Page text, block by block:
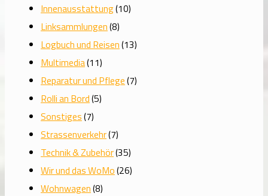
Innenausstattung(10)
Linksammlungen(8)
Logbuch und Reisen(13)
Multimedia(11)
Reparatur und Pflege(7)
Rolli an Bord(5)
Sonstiges(7)
Strassenverkehr(7)
Technik & Zubehör(35)
Wir und das WoMo(26)
Wohnwagen(8)